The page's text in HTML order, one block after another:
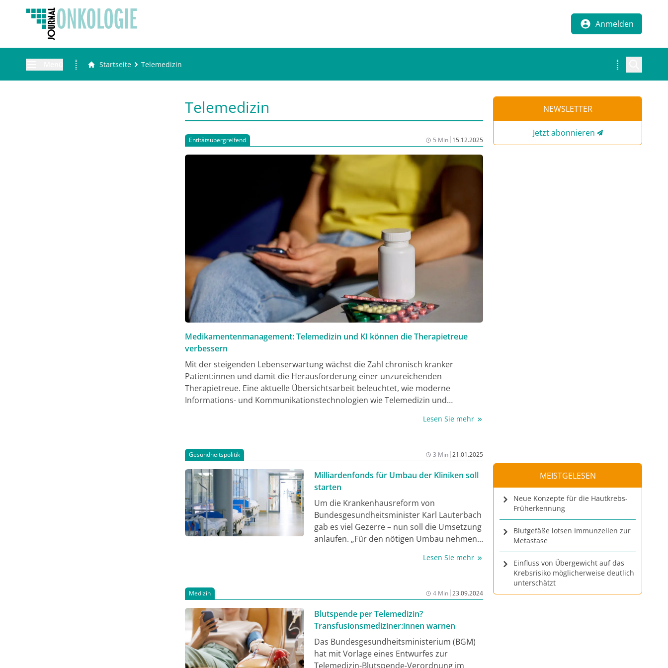
Anmelden
Startseite Telemedizin
Telemedizin
Entitätsübergreifend 5 Min| 15.12.2025
Medikamentenmanagement: Telemedizin und KI können die Therapietreue
verbessern
Mit der steigenden Lebenserwartung wächst die Zahl chronisch kranker
Patient:innen und damit die Herausforderung einer unzureichenden
Therapietreue. Eine aktuelle Übersichtsarbeit beleuchtet, wie moderne
Informations- und Kommunikationstechnologien wie Telemedizin und
verändern könnten. Die Autoren präsentieren dabei den aktuellen Stand
Entscheidungsunterstützungssysteme, kombiniert mit maschinellem Lernen,
den Weg zu autonomen Telemedizin-Systemen ebnen könnten.
Lesen Sie mehr
Gesundheitspolitik 3 Min|21.01.2025
Milliardenfonds für Umbau der Kliniken soll
starten
Um die Krankenhausreform von
Bundesgesundheitsminister Karl Lauterbach
gab es viel Gezerre – nun soll die Umsetzung
anlaufen. „Für den nötigen Umbau nehmen
SPD-Politiker der Deutschen Presse-Agentur.
verbessern. Konkret bereitet das
Ministerium den Start eines Milliardenfonds
vor, um die Neuordnung des Kliniknetzes zu
Belastungen der Beitragszahler.
Lesen Sie mehr
Medizin 4 Min|23.09.2024
Blutspende per Telemedizin?
Transfusionsmediziner:innen warnen
Das Bundesgesundheitsministerium (BGM)
hat mit Vorlage eines Entwurfes zur
Telemedizin-Blutspende-Verordnung im
NEWSLETTER
Jetzt abonnieren
MEISTGELESEN
Neue Konzepte für die Hautkrebs-
Früherkennung
Blutgefäße lotsen Immunzellen zur
Metastase
Einfluss von Übergewicht auf das
Krebsrisiko möglicherweise deutlich
unterschätzt